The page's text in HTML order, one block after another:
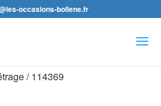
occasions-bollene.fr
/ 114369